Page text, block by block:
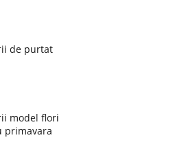
de purtat
model flori
primavara